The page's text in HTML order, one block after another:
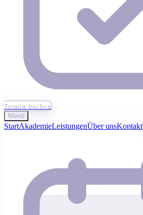
Termin buchen
Menü
StartAkademieLeistungenÜber unsKontakt